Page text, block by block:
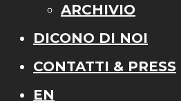
ARCHIVIO
DICONO DI NOI
CONTATTI & PRESS
EN